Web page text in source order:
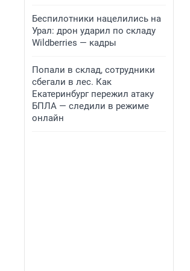
Беспилотники нацелились на
Урал: дрон ударил по складу
Wildberries — кадры
Попали в склад, сотрудники
сбегали в лес. Как
Екатеринбург пережил атаку
БПЛА — следили в режиме
онлайн